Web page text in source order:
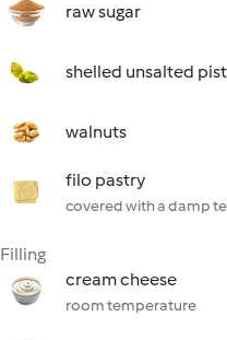
raw sugar
shelled unsalted
walnuts
filo pastry
covered with a damp
Filling
cream cheese
room temperature